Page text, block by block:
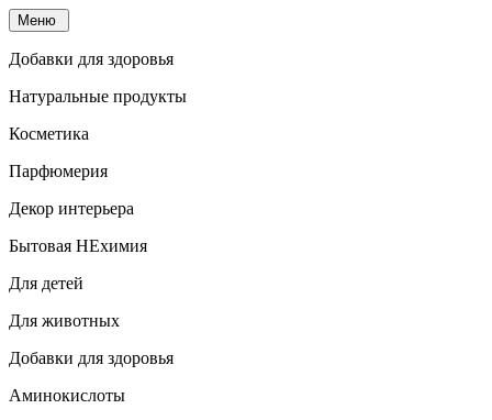
Меню
Добавки для здоровья
Натуральные продукты
Косметика
Парфюмерия
Декор интерьера
Бытовая НЕхимия
Для детей
Для животных
Добавки для здоровья
Аминокислоты